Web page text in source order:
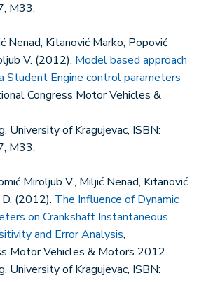
M33.
Nenad, Kitanović Marko, Popović
V. (2012). Model based approach
Student Engine control parameters
Congress Motor Vehicles &
University of Kragujevac, ISBN:
M33.
Miroljub V., Miljić Nenad, Kitanović
(2012). The Influence of Dynamic
on Crankshaft Instantaneous
and Error Analysis,
Motor Vehicles & Motors 2012.
University of Kragujevac, ISBN: